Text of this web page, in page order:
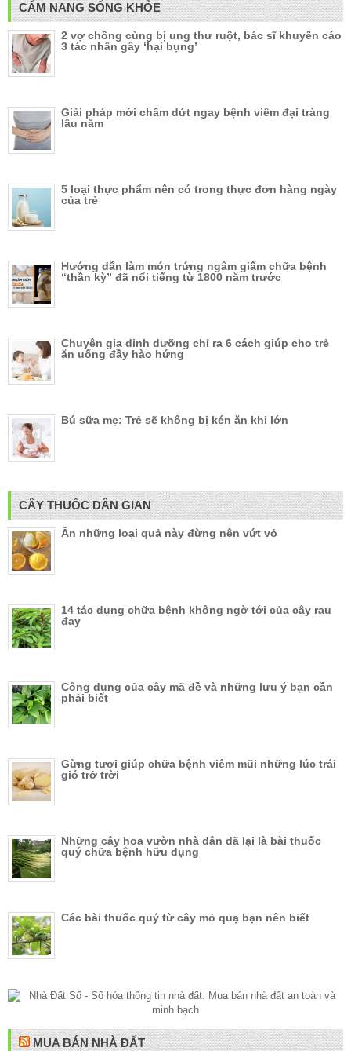
CẨM NANG SỐNG KHỎE
2 vợ chồng cùng bị ung thư ruột, bác sĩ khuyến cáo
3 tác nhân gây ‘hại bụng’
Giải pháp mới chấm dứt ngay bệnh viêm đại tràng
lâu năm
5 loại thực phẩm nên có trong thực đơn hàng ngày
của trẻ
Hướng dẫn làm món trứng ngâm giấm chữa bệnh
“thần kỳ” đã nổi tiếng từ 1800 năm trước
Chuyên gia dinh dưỡng chỉ ra 6 cách giúp cho trẻ
ăn uống đầy hào hứng
Bú sữa mẹ: Trẻ sẽ không bị kén ăn khi lớn
CÂY THUỐC DÂN GIAN
Ăn những loại quả này đừng nên vứt vỏ
14 tác dụng chữa bệnh không ngờ tới của cây rau
đay
Công dụng của cây mã đề và những lưu ý bạn cần
phải biết
Gừng tươi giúp chữa bệnh viêm mũi những lúc trái
gió trở trời
Những cây hoa vườn nhà dân dã lại là bài thuốc
quý chữa bệnh hữu dụng
Các bài thuốc quý từ cây mỏ quạ bạn nên biết
MUA BÁN NHÀ ĐẤT